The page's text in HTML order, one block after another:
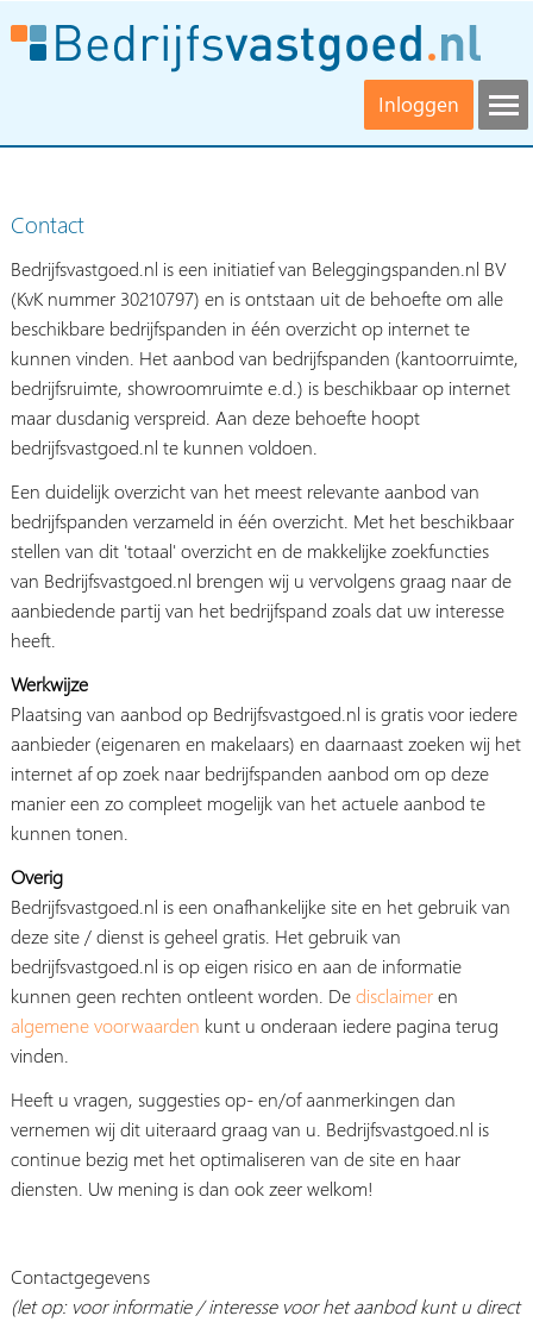
Inloggen
Contact
Bedrijfsvastgoed.nl is een initiatief van Beleggingspanden.nl BV
(KvK nummer 30210797) en is ontstaan uit de behoefte om alle
beschikbare bedrijfspanden in één overzicht op internet te
kunnen vinden. Het aanbod van bedrijfspanden (kantoorruimte,
bedrijfsruimte, showroomruimte e.d.) is beschikbaar op internet
maar dusdanig verspreid. Aan deze behoefte hoopt
bedrijfsvastgoed.nl te kunnen voldoen.
Een duidelijk overzicht van het meest relevante aanbod van
bedrijfspanden verzameld in één overzicht. Met het beschikbaar
stellen van dit 'totaal' overzicht en de makkelijke zoekfuncties
van Bedrijfsvastgoed.nl brengen wij u vervolgens graag naar de
aanbiedende partij van het bedrijfspand zoals dat uw interesse
heeft.
Werkwijze
Plaatsing van aanbod op Bedrijfsvastgoed.nl is gratis voor iedere
aanbieder (eigenaren en makelaars) en daarnaast zoeken wij het
internet af op zoek naar bedrijfspanden aanbod om op deze
manier een zo compleet mogelijk van het actuele aanbod te
kunnen tonen.
Overig
Bedrijfsvastgoed.nl is een onafhankelijke site en het gebruik van
deze site / dienst is geheel gratis. Het gebruik van
bedrijfsvastgoed.nl is op eigen risico en aan de informatie
kunnen geen rechten ontleent worden. Dedisclaimeren
algemene voorwaarden kunt u onderaan iedere pagina terug
vinden.
Heeft u vragen, suggesties op- en/of aanmerkingen dan
vernemen wij dit uiteraard graag van u. Bedrijfsvastgoed.nl is
continue bezig met het optimaliseren van de site en haar
diensten. Uw mening is dan ook zeer welkom!
Contactgegevens
(let op: voor informatie / interesse voor het aanbod kunt u direct